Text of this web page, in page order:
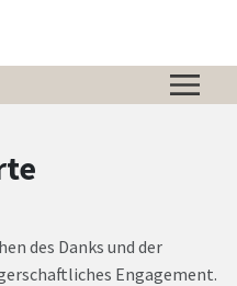
des Danks und der
Engagement.